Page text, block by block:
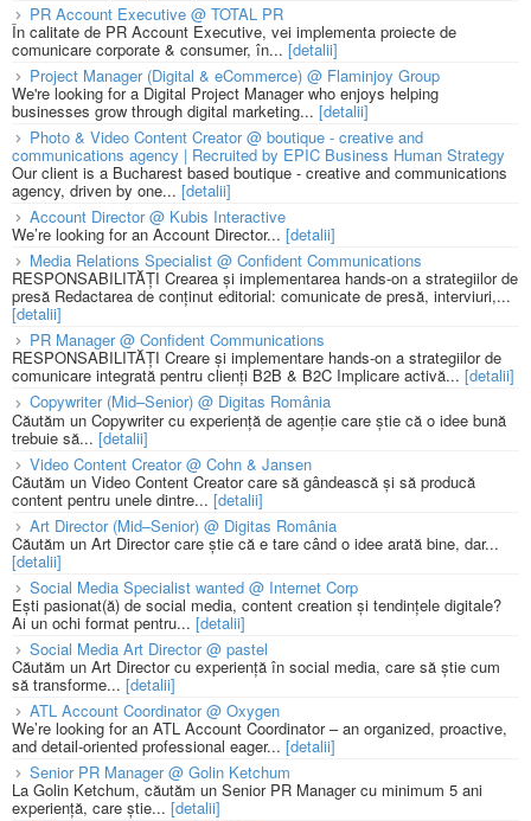
PR Account Executive @ TOTAL PR
În calitate de PR Account Executive, vei implementa proiecte de
comunicare corporate & consumer, în... [detalii]
Project Manager (Digital & eCommerce) @ Flaminjoy Group
We're looking for a Digital Project Manager who enjoys helping
businesses grow through digital marketing... [detalii]
Photo & Video Content Creator @ boutique - creative and
communications agency | Recruited by EPIC Business Human Strategy
Our client is a Bucharest based boutique - creative and communications
agency, driven by one... [detalii]
Account Director @ Kubis Interactive
We’re looking for an Account Director... [detalii]
Media Relations Specialist @ Confident Communications
RESPONSABILITĂȚI Crearea și implementarea hands-on a strategiilor de
presă Redactarea de conținut editorial: comunicate de presă, interviuri,...
[detalii]
PR Manager @ Confident Communications
RESPONSABILITĂȚI Creare și implementare hands-on a strategiilor de
comunicare integrată pentru clienți B2B & B2C Implicare activă... [detalii]
Copywriter (Mid–Senior) @ Digitas România
Căutăm un Copywriter cu experiență de agenție care știe că o idee bună
trebuie să... [detalii]
Video Content Creator @ Cohn & Jansen
Căutăm un Video Content Creator care să gândească și să producă
content pentru unele dintre... [detalii]
Art Director (Mid–Senior) @ Digitas România
Căutăm un Art Director care știe că e tare când o idee arată bine, dar...
[detalii]
Social Media Specialist wanted @ Internet Corp
Ești pasionat(ă) de social media, content creation și tendințele digitale?
Ai un ochi format pentru... [detalii]
Social Media Art Director @ pastel
Căutăm un Art Director cu experiență în social media, care să știe cum
să transforme... [detalii]
ATL Account Coordinator @ Oxygen
We’re looking for an ATL Account Coordinator – an organized, proactive,
and detail-oriented professional eager... [detalii]
Senior PR Manager @ Golin Ketchum
La Golin Ketchum, căutăm un Senior PR Manager cu minimum 5 ani
experiență, care știe... [detalii]